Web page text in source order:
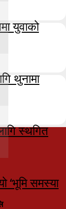
युवाको
थुनामा
स्थगित
‘भूमि समस्या